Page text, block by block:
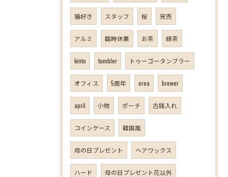
猫好き スタッフ 桜 完売
アルミ 臨時休業 お茶 緑茶
kinto tumbler トゥーゴータンブラー
オフィス 5周年 orea brewer
april 小物 ポーチ 古銭入れ
コインケース 韓国風
母の日プレゼント ヘアワックス
ハード 母の日プレゼント花以外